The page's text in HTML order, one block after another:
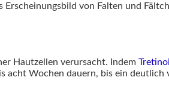
von Falten und
Hautzellen verursacht. Indem
Wochen dauern, bis ein